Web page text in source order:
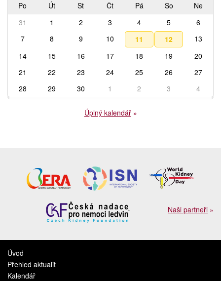
Po
Út St Čt Pá So
Ne
31
1 2 3 4 5
6
7
8 9 10 11 12
13
14
15 16 17 18 19
20
21
22 23 24 25 26
27
28
29 30 1 2 3 4
Úplný kalendář»
Naši partneři »
Úvod
Přehled aktualit
Kalendář